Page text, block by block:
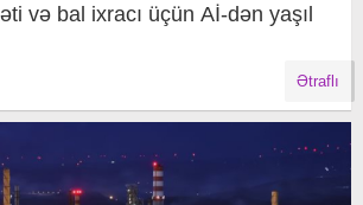
və bal ixracı üçün Aİ-dən yaşıl
Ətraflı